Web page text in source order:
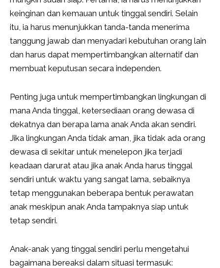
keinginan dan kemauan untuk tinggal sendiri. Selain
itu, ia harus menunjukkan tanda-tanda menerima
tanggung jawab dan menyadari kebutuhan orang lain
dan harus dapat mempertimbangkan alternatif dan
membuat keputusan secara independen.
Penting juga untuk mempertimbangkan lingkungan di
mana Anda tinggal, ketersediaan orang dewasa di
dekatnya dan berapa lama anak Anda akan sendiri.
Jika lingkungan Anda tidak aman, jika tidak ada orang
dewasa di sekitar untuk menelepon jika terjadi
keadaan darurat atau jika anak Anda harus tinggal
sendiri untuk waktu yang sangat lama, sebaiknya
tetap menggunakan beberapa bentuk perawatan
anak meskipun anak Anda tampaknya siap untuk
tetap sendiri.
Anak-anak yang tinggal sendiri perlu mengetahui
bagaimana bereaksi dalam situasi termasuk: